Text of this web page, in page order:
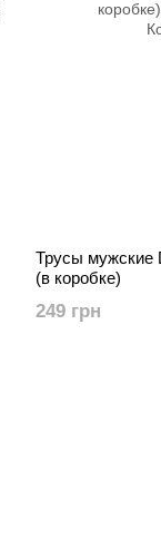
Трусы мужские
(в коробке)
249 грн